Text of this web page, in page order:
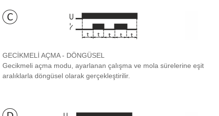
GECİKMELİ AÇMA - DÖNGÜSEL
Gecikmeli açma modu, ayarlanan çalışma ve mola sürelerine eşit
aralıklarla döngüsel olarak gerçekleştirilir.